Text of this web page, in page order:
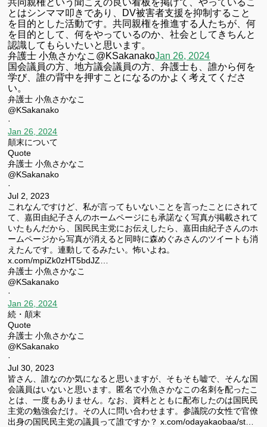
とはシンママ叩きであり、DV被害者支援を抑制すること
を目的とした活動です。共同親権を推進する人たちが、何
を目的として、何をやっているのか、社会としてきちんと
認識してもらいたいと思います。
弁護士 小魚さかなこ@KSakanakoJan 26, 2024
国会議員の方、地方議会議員の方、弁護士も、誰から何を
学び、誰の背中を押すことになるのかよく考えてくださ
い。
弁護士 小魚さかなこ
@KSakanako
·
Jan 26, 2024
顛末について
Quote
弁護士 小魚さかなこ
@KSakanako
·
Jul 2, 2023
これなんですけど、私が言ってもいないことを言ったことにされて
て、嘉田由紀子さんのホームページにも承諾なく写真が掲載されて
いたもんだから、国民民主党にお伝えしたら、嘉田由紀子さんのホ
ームページから写真が消えると同時に森めぐみさんのツイートも消
えたんです。連動してるみたい。怖いよね。
x.com/mpiZk0zHT5bdJZ…
弁護士 小魚さかなこ
@KSakanako
·
Jan 26, 2024
続・顛末
Quote
弁護士 小魚さかなこ
@KSakanako
·
Jul 30, 2023
皆さん、誰なのか気になると思いますが、そもそも嘘で、そんな国
会議員はいないと思います。匿名で小魚さかなこの名刺を配ったこ
とは、一度もありません。なお、資料とともに配布したのは国民民
主党の勉強会だけ。その人に問い合わせます。参議院の女性で官僚
出身の国民民主党の議員って誰ですか？ x.com/odayakaobaa/st…